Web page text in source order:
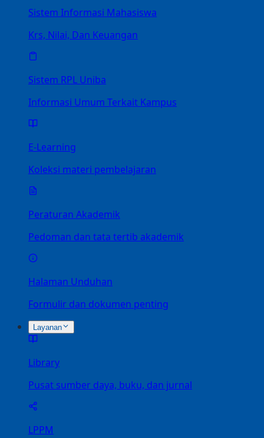
Sistem Informasi Mahasiswa
Krs, Nilai, Dan Keuangan
Sistem RPL Uniba
Informasi Umum Terkait Kampus
E-Learning
Koleksi materi pembelajaran
Peraturan Akademik
Pedoman dan tata tertib akademik
Halaman Unduhan
Formulir dan dokumen penting
Layanan
Library
Pusat sumber daya, buku, dan jurnal
LPPM